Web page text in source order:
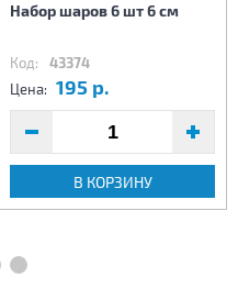
Набор шаров 6 шт 6 см
Код: 43374
Цена: 195 р.
В КОРЗИНУ